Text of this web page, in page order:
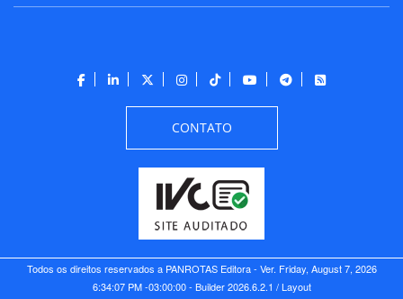
CONTATO
Todos os direitos reservados a PANROTAS Editora - Ver. Friday, August 7, 2026
6:34:07 PM -03:00:00 - Builder 2026.6.2.1 / Layout